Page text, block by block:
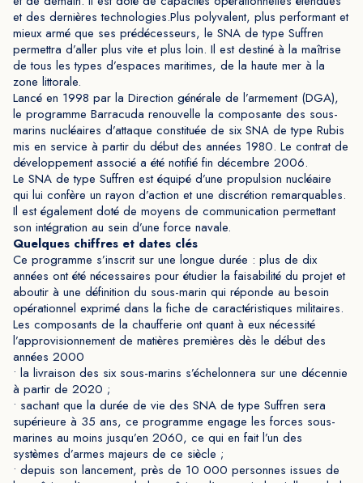
et des dernières technologies.Plus polyvalent, plus performant et
mieux armé que ses prédécesseurs, le SNA de type Suffren
permettra d’aller plus vite et plus loin. Il est destiné à la maîtrise
de tous les types d’espaces maritimes, de la haute mer à la
zone littorale.
Lancé en 1998 par la Direction générale de l’armement (DGA),
le programme Barracuda renouvelle la composante des sous-
marins nucléaires d’attaque constituée de six SNA de type Rubis
mis en service à partir du début des années 1980. Le contrat de
développement associé a été notifié fin décembre 2006.
Le SNA de type Suffren est équipé d’une propulsion nucléaire
qui lui confère un rayon d’action et une discrétion remarquables.
Il est également doté de moyens de communication permettant
son intégration au sein d’une force navale.
Quelques chiffres et dates clés
Ce programme s’inscrit sur une longue durée : plus de dix
années ont été nécessaires pour étudier la faisabilité du projet et
aboutir à une définition du sous-marin qui réponde au besoin
opérationnel exprimé dans la fiche de caractéristiques militaires.
Les composants de la chaufferie ont quant à eux nécessité
l’approvisionnement de matières premières dès le début des
années 2000
• la livraison des six sous-marins s’échelonnera sur une décennie
à partir de 2020 ;
• sachant que la durée de vie des SNA de type Suffren sera
supérieure à 35 ans, ce programme engage les forces sous-
marines au moins jusqu’en 2060, ce qui en fait l’un des
systèmes d’armes majeurs de ce siècle ;
• depuis son lancement, près de 10 000 personnes issues de